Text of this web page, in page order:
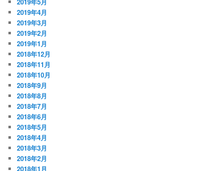
2019年5月
2019年4月
2019年3月
2019年2月
2019年1月
2018年12月
2018年11月
2018年10月
2018年9月
2018年8月
2018年7月
2018年6月
2018年5月
2018年4月
2018年3月
2018年2月
2018年1月